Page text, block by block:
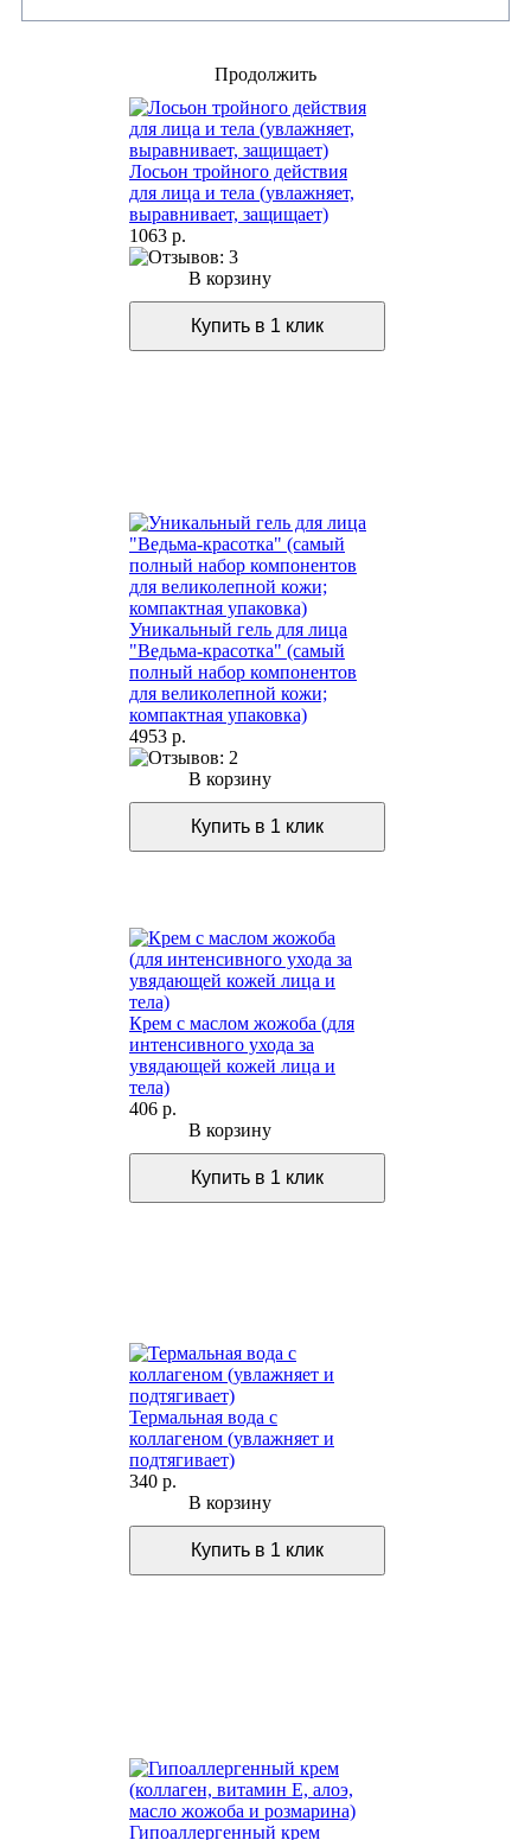
Продолжить
Лосьон тройного действия
для лица и тела (увлажняет,
выравнивает, защищает)
1063 р.
В корзину
Уникальный гель для лица
"Ведьма-красотка" (самый
полный набор компонентов
для великолепной кожи;
компактная упаковка)
4953 р.
В корзину
Крем с маслом жожоба (для
интенсивного ухода за
увядающей кожей лица и
тела)
406 р.
В корзину
Термальная вода с
коллагеном (увлажняет и
подтягивает)
340 р.
В корзину
Гипоаллергенный крем